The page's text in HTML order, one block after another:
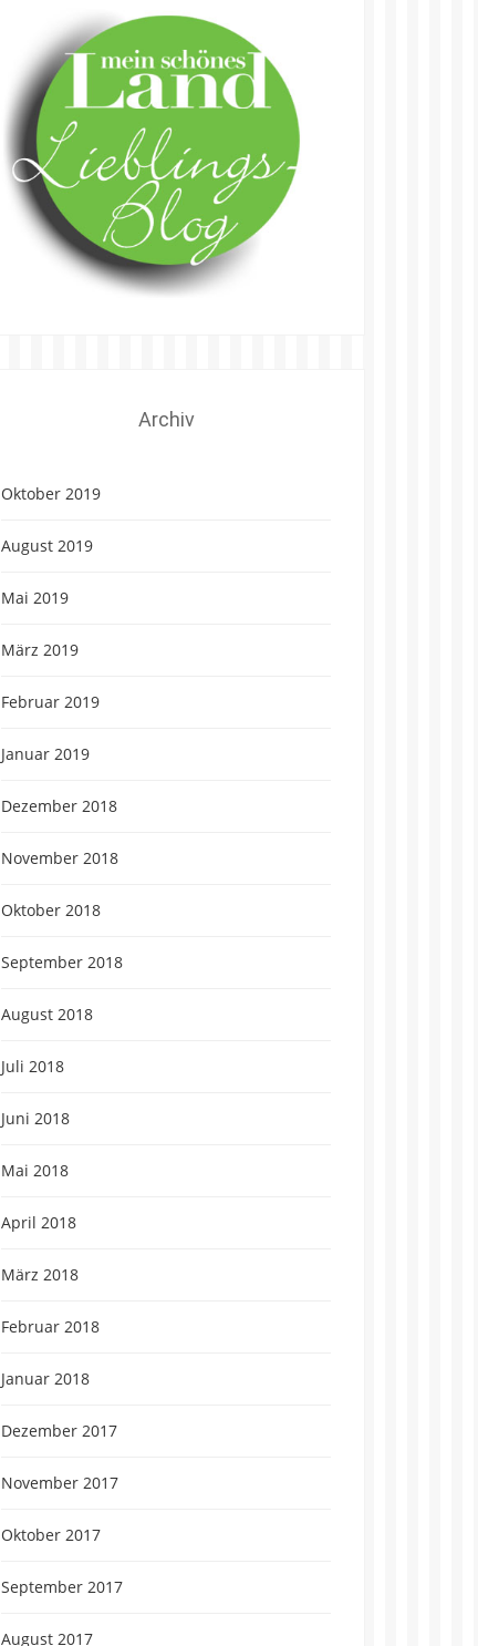
Archiv
Oktober 2019
August 2019
Mai 2019
März 2019
Februar 2019
Januar 2019
Dezember 2018
November 2018
Oktober 2018
September 2018
August 2018
Juli 2018
Juni 2018
Mai 2018
April 2018
März 2018
Februar 2018
Januar 2018
Dezember 2017
November 2017
Oktober 2017
September 2017
August 2017